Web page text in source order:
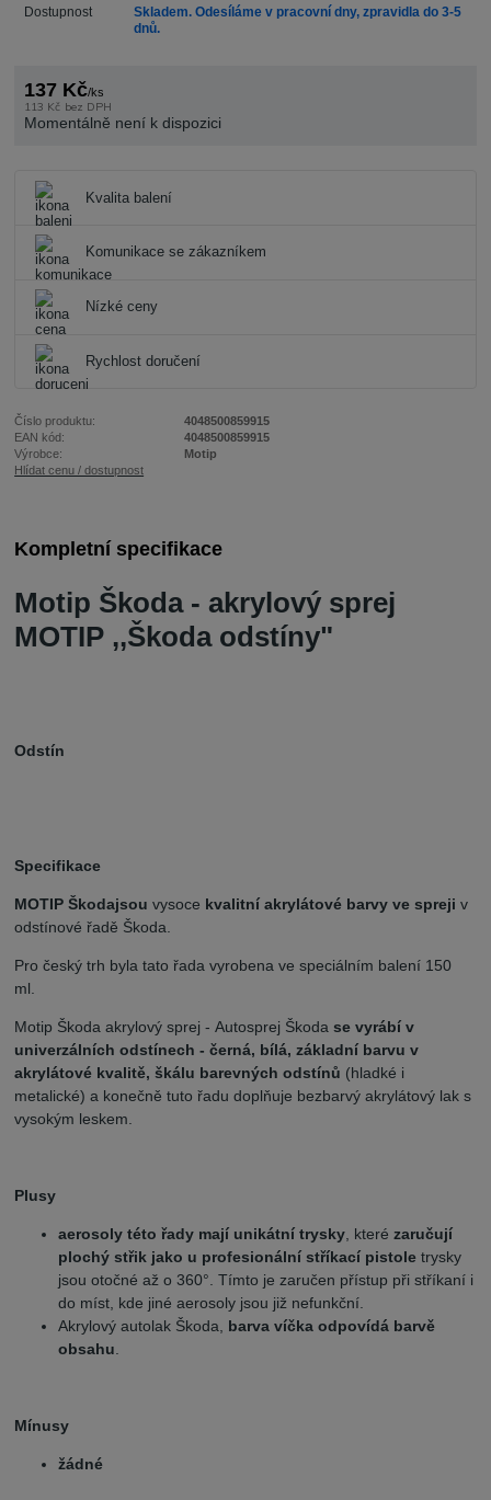
Dostupnost
Skladem. Odesíláme v pracovní dny, zpravidla do 3-5
dnů.
137 Kč/ks
113 Kč bez DPH
Momentálně není k dispozici
Kvalita balení
Komunikace se zákazníkem
Nízké ceny
Rychlost doručení
Číslo produktu:
4048500859915
EAN kód:
4048500859915
Výrobce:
Motip
Hlídat cenu / dostupnost
Kompletní specifikace
Motip Škoda - akrylový sprej
MOTIP ,,Škoda odstíny"
Odstín
Specifikace
MOTIP Škodajsou vysoce kvalitní akrylátové barvy ve spreji v
odstínové řadě Škoda.
Pro český trh byla tato řada vyrobena ve speciálním balení 150
ml.
Motip Škoda akrylový sprej - Autosprej Škodase vyrábí v
univerzálních odstínech - černá, bílá, základní barvu v
akrylátové kvalitě, škálu barevných odstínů (hladké i
metalické) a konečně tuto řadu doplňuje bezbarvý akrylátový lak s
vysokým leskem.
Plusy
aerosoly této řady mají unikátní trysky, kterézaručují
plochý střik jako u profesionální stříkací pistole trysky
jsou otočné až o 360°. Tímto je zaručen přístup při stříkaní i
do míst, kde jiné aerosoly jsou již nefunkční.
Akrylový autolak Škoda, barva víčka odpovídá barvě
obsahu.
Mínusy
žádné